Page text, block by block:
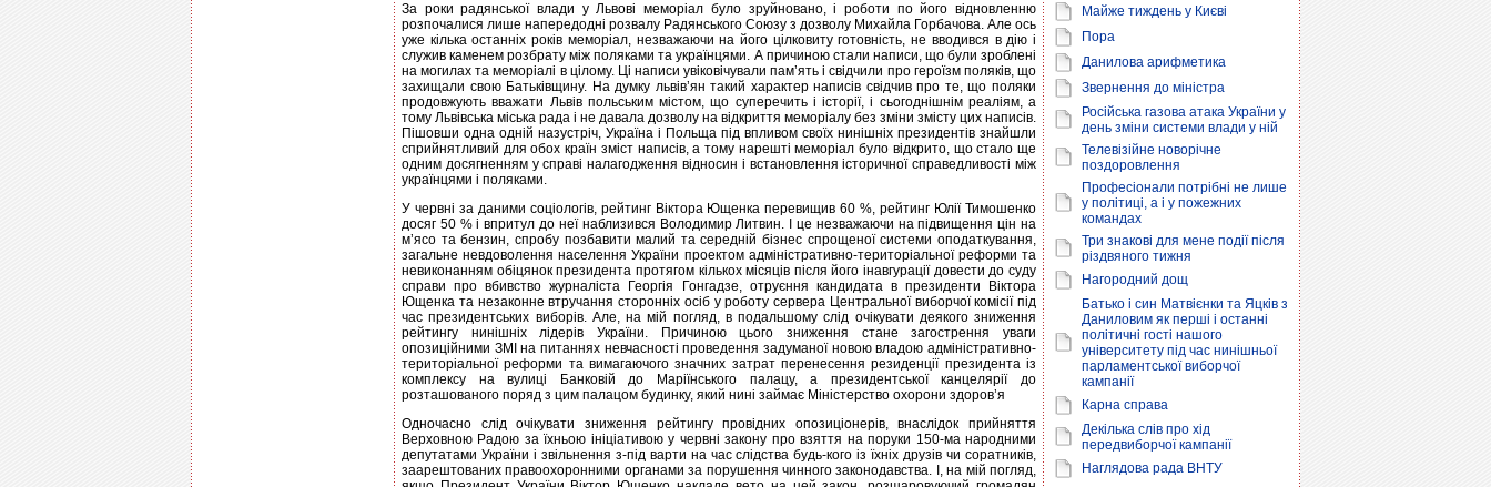
За роки радянської влади у Львові меморіал було зруйновано, і роботи по його відновленню
розпочалися лише напередодні розвалу Радянського Союзу з дозволу Михайла Горбачова. Але ось
уже кілька останніх років меморіал, незважаючи на його цілковиту готовність, не вводився в дію і
служив каменем розбрату між поляками та українцями. А причиною стали написи, що були зроблені
на могилах та меморіалі в цілому. Ці написи увіковічували пам’ять і свідчили про героїзм поляків, що
захищали свою Батьківщину. На думку львів’ян такий характер написів свідчив про те, що поляки
продовжують вважати Львів польським містом, що суперечить і історії, і сьогоднішнім реаліям, а
тому Львівська міська рада і не давала дозволу на відкриття меморіалу без зміни змісту цих написів.
Пішовши одна одній назустріч, Україна і Польща під впливом своїх нинішніх президентів знайшли
сприйнятливий для обох країн зміст написів, а тому нарешті меморіал було відкрито, що стало ще
одним досягненням у справі налагодження відносин і встановлення історичної справедливості між
українцями і поляками.
У червні за даними соціологів, рейтинг Віктора Ющенка перевищив 60 %, рейтинг Юлії Тимошенко
досяг 50 % і впритул до неї наблизився Володимир Литвин. І це незважаючи на підвищення цін на
м’ясо та бензин, спробу позбавити малий та середній бізнес спрощеної системи оподаткування,
загальне невдоволення населення України проектом адмінiстративно-територiальної реформи та
невиконанням обіцянок президента протягом кількох мiсяців після його інавгурації довести до суду
справи про вбивство журналіста Георгія Гонгадзе, отруєння кандидата в президенти Віктора
Ющенка та незаконне втручання сторонніх осіб у роботу сервера Центральної виборчої комісії під
час президентських виборів. Але, на мій погляд, в подальшому слід очікувати деякого зниження
рейтингу нинішніх лідерів України. Причиною цього зниження стане загострення уваги
опозиційними ЗМІ на питаннях невчасності проведення задуманої новою владою адмiністративно-
територіальної реформи та вимагаючого значних затрат перенесення резиденції президента із
комплексу на вулиці Банковій до Маріїнського палацу, а президентської канцелярії до
розташованого поряд з цим палацом будинку, який нині займає Міністерство охорони здоров’я
Одночасно слід очікувати зниження рейтингу провідних опозиціонерів, внаслідок прийняття
Верховною Радою за їхньою ініціативою у червні закону про взяття на поруки 150-ма народними
депутатами України і звільнення з-під варти на час слідства будь-кого із їхніх друзів чи соратників,
заарештованих правоохоронними органами за порушення чинного законодавства. І, на мій погляд,
Майже тиждень у Києві
Пора
Данилова арифметика
Звернення до міністра
Російська газова атака України у
день зміни системи влади у ній
Телевізійне новорічне
поздоровлення
Професіонали потрібні не лише
у політиці, а і у пожежних
командах
Три знакові для мене події після
різдвяного тижня
Нагородний дощ
Батько і син Матвієнки та Яцків з
Даниловим як перші і останні
політичні гості нашого
університету під час нинішньої
парламентської виборчої
кампанії
Карна справа
Декілька слів про хід
передвиборчої кампанії
Наглядова рада ВНТУ